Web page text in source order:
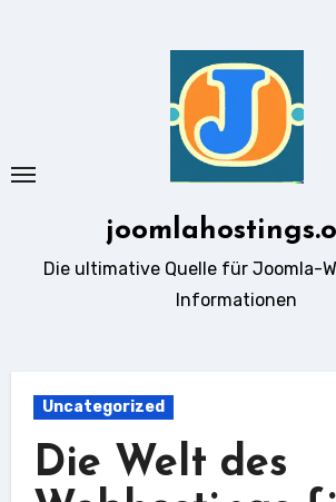
Die ultimative Quelle für Joomla-
Informationen
Uncategorized
Die Welt des